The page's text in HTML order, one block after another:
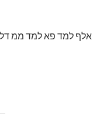
אלף למד פא למד ממ דלת